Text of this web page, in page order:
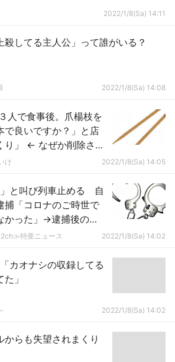
2022/1/8(Sa) 14:11
してる主人公」って誰がいる？
2022/1/8(Sa) 14:08
人で食事後。爪楊枝を
で良いですか？」と店
り」 ← なぜか削除され
け 2022/1/8(Sa) 14:05
」と叫び列車止める 自
「コロナのご時世で
かった」→逮捕後の
特亜ニュース 2022/1/8(Sa) 14:02
カオナシの収録してる
」
2022/1/8(Sa) 14:02
からも失望されまくり